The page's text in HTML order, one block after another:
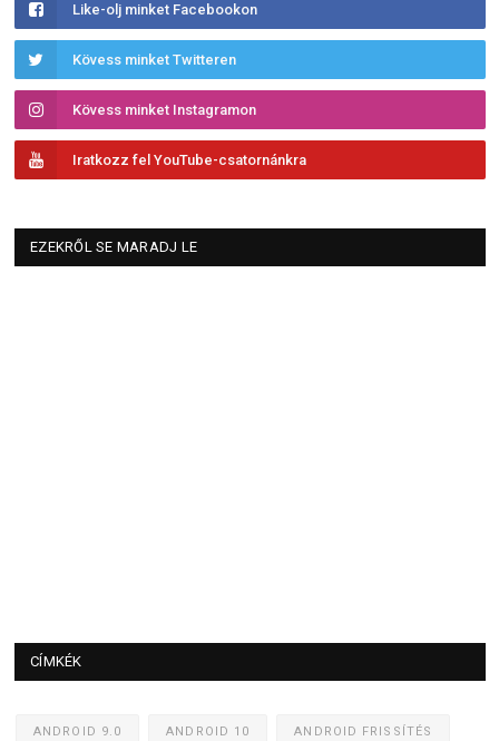
Like-olj minket Facebookon
Kövess minket Twitteren
Kövess minket Instagramon
Iratkozz fel YouTube-csatornánkra
EZEKRŐL SE MARADJ LE
CÍMKÉK
ANDROID 9.0 ANDROID 10 ANDROID FRISSÍTÉS